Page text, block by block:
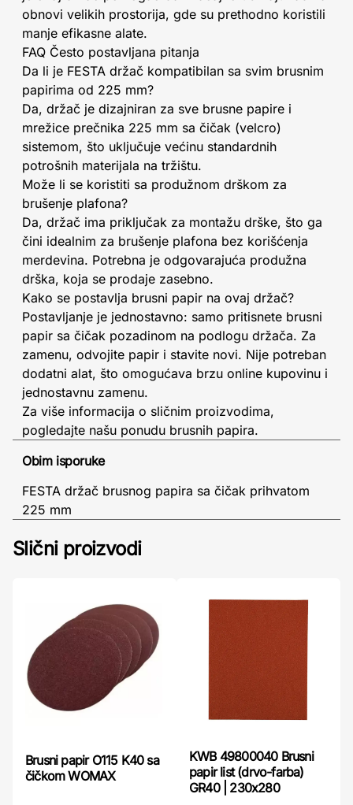
obnovi velikih prostorija, gde su prethodno koristili
manje efikasne alate.
FAQ Često postavljana pitanja
Da li je FESTA držač kompatibilan sa svim brusnim
papirima od 225 mm?
Da, držač je dizajniran za sve brusne papire i
mrežice prečnika 225 mm sa čičak (velcro)
sistemom, što uključuje većinu standardnih
potrošnih materijala na tržištu.
Može li se koristiti sa produžnom drškom za
brušenje plafona?
Da, držač ima priključak za montažu drške, što ga
čini idealnim za brušenje plafona bez korišćenja
merdevina. Potrebna je odgovarajuća produžna
drška, koja se prodaje zasebno.
Kako se postavlja brusni papir na ovaj držač?
Postavljanje je jednostavno: samo pritisnete brusni
papir sa čičak pozadinom na podlogu držača. Za
zamenu, odvojite papir i stavite novi. Nije potreban
dodatni alat, što omogućava brzu online kupovinu i
jednostavnu zamenu.
Za više informacija o sličnim proizvodima,
pogledajte našu ponudu brusnih papira.
Obim isporuke
FESTA držač brusnog papira sa čičak prihvatom
225 mm
Slični proizvodi
Brusni papir O115 K40 sa
čičkom WOMAX
KWB 49800040 Brusni
papir list (drvo-farba)
GR40 | 230x280